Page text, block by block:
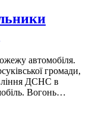
автомобіля.
громади,
ДСНС в
Вогонь…